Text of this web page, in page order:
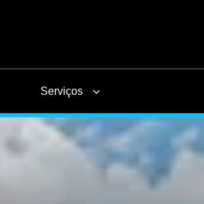
Serviços